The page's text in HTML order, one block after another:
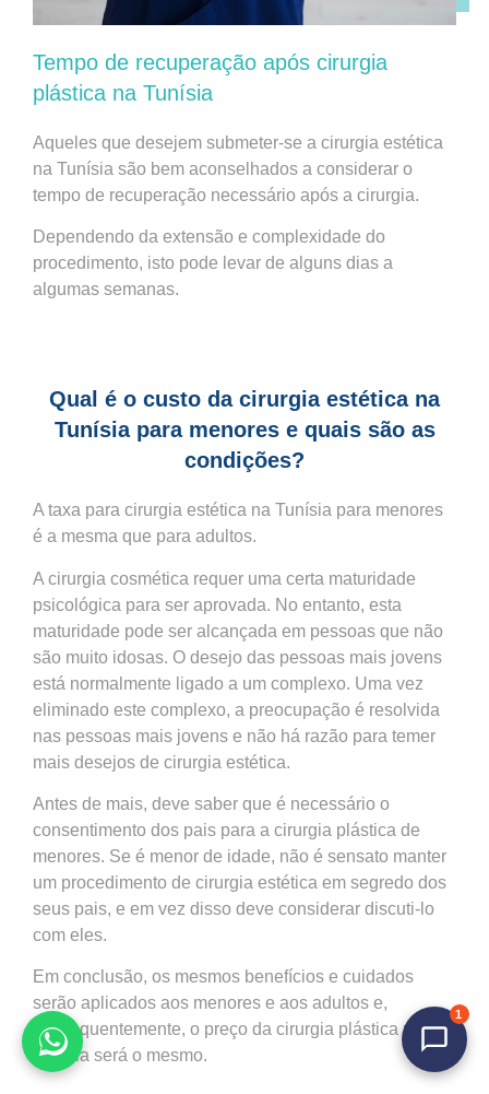
Tempo de recuperação após cirurgia
plástica na Tunísia
Aqueles que desejem submeter-se a cirurgia estética
na Tunísia são bem aconselhados a considerar o
tempo de recuperação necessário após a cirurgia.
Dependendo da extensão e complexidade do
procedimento, isto pode levar de alguns dias a
algumas semanas.
Qual é o custo da cirurgia estética na
Tunísia para menores e quais são as
condições?
A taxa para cirurgia estética na Tunísia para menores
é a mesma que para adultos.
A cirurgia cosmética requer uma certa maturidade
psicológica para ser aprovada. No entanto, esta
maturidade pode ser alcançada em pessoas que não
são muito idosas. O desejo das pessoas mais jovens
está normalmente ligado a um complexo. Uma vez
eliminado este complexo, a preocupação é resolvida
nas pessoas mais jovens e não há razão para temer
mais desejos de cirurgia estética.
Antes de mais, deve saber que é necessário o
consentimento dos pais para a cirurgia plástica de
menores. Se é menor de idade, não é sensato manter
um procedimento de cirurgia estética em segredo dos
seus pais, e em vez disso deve considerar discuti-lo
com eles.
Em conclusão, os mesmos benefícios e cuidados
serão aplicados aos menores e aos adultos e,
subsequentemente, o preço da cirurgia plástica na
Tunísia será o mesmo.
1